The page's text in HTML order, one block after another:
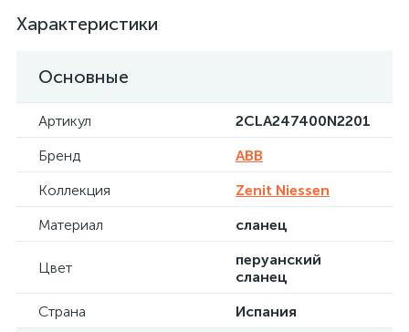
Характеристики
Основные
Артикул
2CLA247400N2201
Бренд
ABB
Коллекция
Zenit Niessen
Материал
сланец
Цвет
перуанский
сланец
Страна
Испания